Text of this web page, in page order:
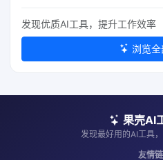
发现优质AI工具，提升工作效率
浏览
果壳AI
发现最好用的AI工具
友情